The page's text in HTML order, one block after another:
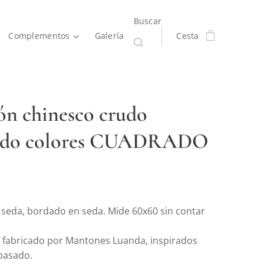
Complementos Galería
Buscar
Cesta
chinesco crudo
colores CUADRADO
bordado en seda. Mide 60x60 sin contar
fabricado por Mantones Luanda, inspirados